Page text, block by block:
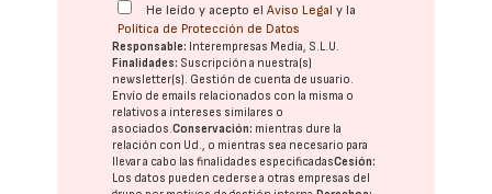
He leído y acepto elAviso Legal y la
Política de Protección de Datos
Responsable: Interempresas Media, S.L.U.
Finalidades: Suscripción a nuestra(s)
newsletter(s). Gestión de cuenta de usuario.
Envío de emails relacionados con la misma o
relativos a intereses similares o
asociados.Conservación: mientras dure la
relación con Ud., o mientras sea necesario para
llevar a cabo las finalidades especificadasCesión:
Los datos pueden cederse a otras empresas del